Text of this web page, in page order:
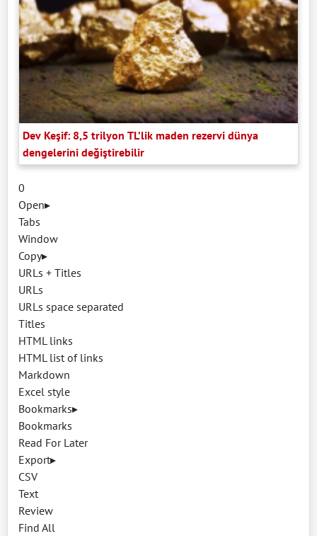
Dev Keşif: 8,5 trilyon TL’lik maden rezervi dünya
dengelerini değiştirebilir
0
Open▸
Tabs
Window
Copy▸
URLs + Titles
URLs
URLs space separated
Titles
HTML links
HTML list of links
Markdown
Excel style
Bookmarks▸
Bookmarks
Read For Later
Export▸
CSV
Text
Review
Find All